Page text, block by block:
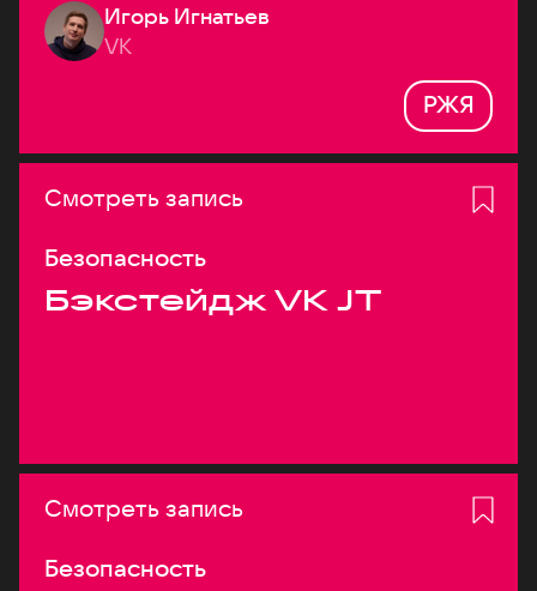
Игорь Игнатьев
VK
РЖЯ
Смотреть запись
Безопасность
Бэкстейдж VK JT
Смотреть запись
Безопасность